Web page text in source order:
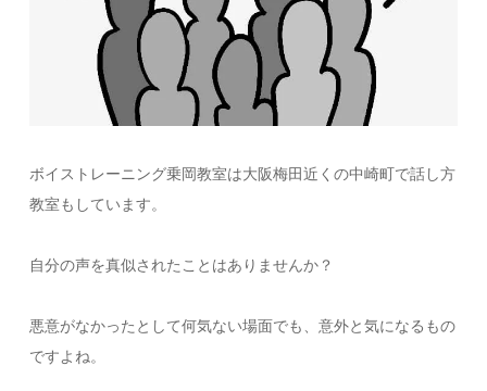
ボイストレーニング乗岡教室は大阪梅田近くの中崎町で話し方
教室もしています。
自分の声を真似されたことはありませんか？
悪意がなかったとして何気ない場面でも、意外と気になるもの
ですよね。